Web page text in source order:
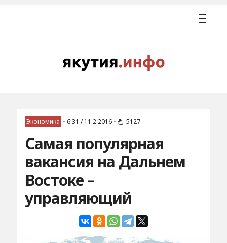
Экономика • 6:31 / 11.2.2016 • 5127
Самая популярная
вакансия на Дальнем
Востоке –
управляющий